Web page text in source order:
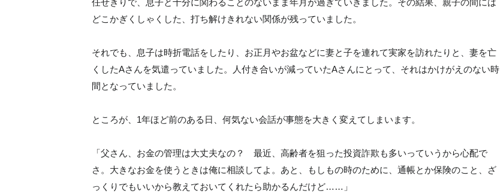
任せきりで、息子と十分に関わることのないまま年月が過ぎていきました。その結果、親子の間には
どこかぎくしゃくした、打ち解けきれない関係が残っていました。
それでも、息子は時折電話をしたり、お正月やお盆などに妻と子を連れて実家を訪れたりと、妻を亡
くしたAさんを気遣っていました。人付き合いが減っていたAさんにとって、それはかけがえのない時
間となっていました。
ところが、1年ほど前のある日、何気ない会話が事態を大きく変えてしまいます。
「父さん、お金の管理は大丈夫なの？ 最近、高齢者を狙った投資詐欺も多いっていうから心配で
さ。大きなお金を使うときは俺に相談してよ。あと、もしもの時のために、通帳とか保険のこと、ざ
っくりでもいいから教えておいてくれたら助かるんだけど……」